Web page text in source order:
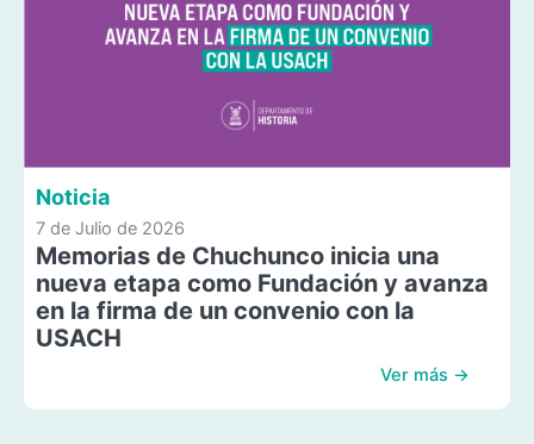
Noticia
7 de Julio de 2026
Memorias de Chuchunco inicia una
nueva etapa como Fundación y avanza
en la firma de un convenio con la
USACH
Ver más →